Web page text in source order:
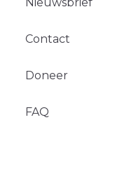
Contact
Doneer
FAQ